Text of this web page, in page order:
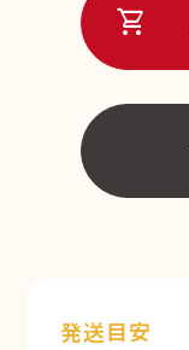
shopping_cart
発送目安